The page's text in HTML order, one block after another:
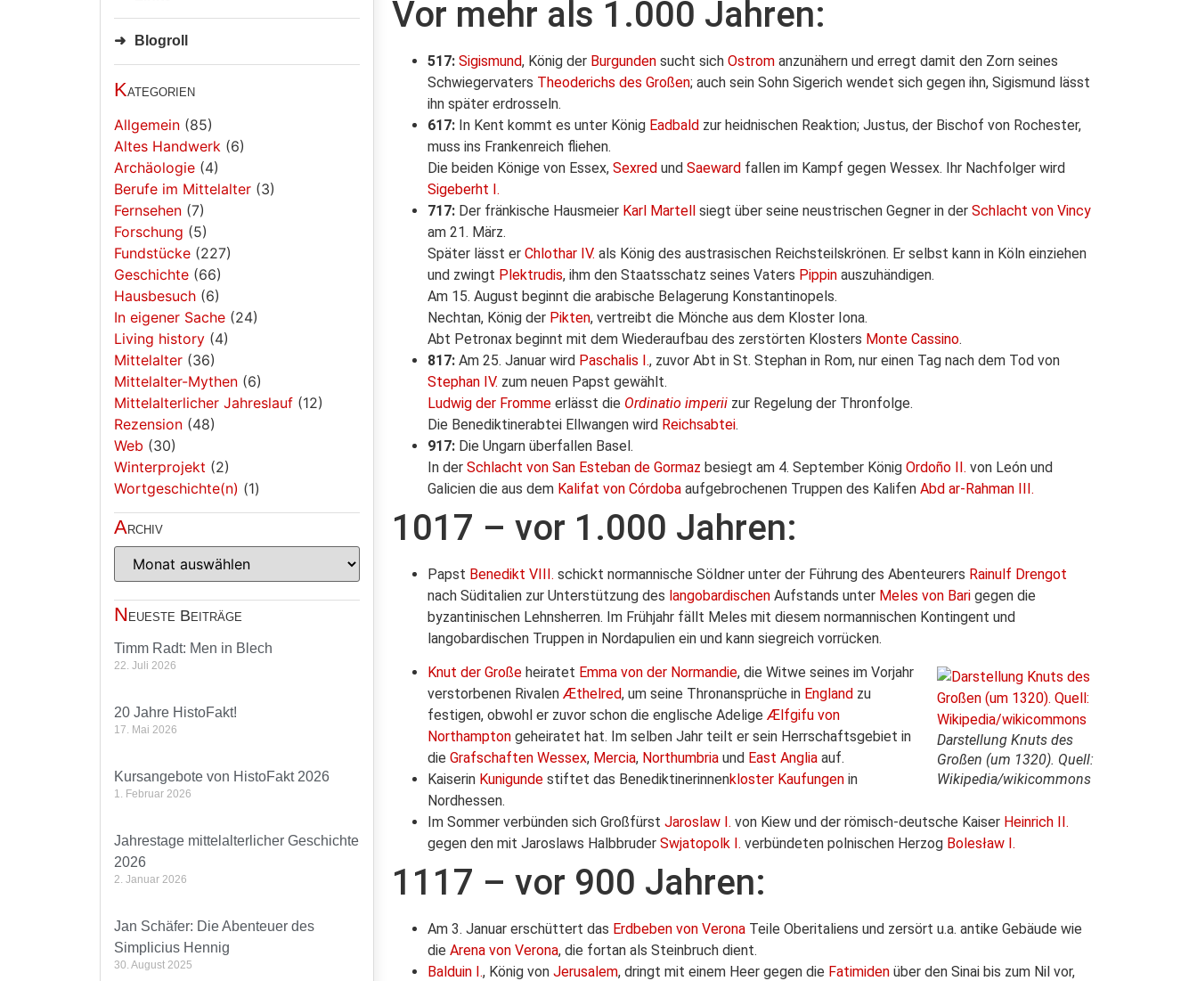
Blogroll
Kategorien
Allgemein (85)
Altes Handwerk (6)
Archäologie (4)
Berufe im Mittelalter (3)
Fernsehen (7)
Forschung (5)
Fundstücke (227)
Geschichte (66)
Hausbesuch (6)
In eigener Sache (24)
Living history (4)
Mittelalter (36)
Mittelalter-Mythen (6)
Mittelalterlicher Jahreslauf (12)
Rezension (48)
Web (30)
Winterprojekt (2)
Wortgeschichte(n) (1)
Archiv
Neueste Beiträge
Timm Radt: Men in Blech
22. Juli 2026
20 Jahre HistoFakt!
17. Mai 2026
Kursangebote von HistoFakt 2026
1. Februar 2026
Jahrestage mittelalterlicher Geschichte
2026
2. Januar 2026
Jan Schäfer: Die Abenteuer des
Simplicius Hennig
30. August 2025
Vor mehr als 1.000 Jahren:
517: Sigismund, König der Burgunden sucht sichOstrom anzunähern und erregt damit den Zorn seines
Schwiegervaters Theoderichs des Großen; auch sein Sohn Sigerich wendet sich gegen ihn, Sigismund lässt
ihn später erdrosseln.
617: In Kent kommt es unter König Eadbald zur heidnischen Reaktion; Justus, der Bischof von Rochester,
muss ins Frankenreich fliehen.
Die beiden Könige von Essex,Sexred undSaeward fallen im Kampf gegen Wessex. Ihr Nachfolger wird
Sigeberht I.
717: Der fränkische Hausmeier Karl Martell siegt über seine neustrischen Gegner in derSchlacht von Vincy
am 21. März.
Später lässt erChlothar IV. als König des austrasischen Reichsteilskrönen. Er selbst kann in Köln einziehen
und zwingt Plektrudis, ihm den Staatsschatz seines Vaters Pippin auszuhändigen.
Am 15. August beginnt die arabische Belagerung Konstantinopels.
Nechtan, König der Pikten, vertreibt die Mönche aus dem Kloster Iona.
Abt Petronax beginnt mit dem Wiederaufbau des zerstörten Klosters Monte Cassino.
817: Am 25. Januar wird Paschalis I., zuvor Abt in St. Stephan in Rom, nur einen Tag nach dem Tod von
Stephan IV. zum neuen Papst gewählt.
Ludwig der Fromme erlässt die Ordinatio imperii zur Regelung der Thronfolge.
Die Benediktinerabtei Ellwangen wird Reichsabtei.
917: Die Ungarn überfallen Basel.
In derSchlacht von San Esteban de Gormaz besiegt am 4. September KönigOrdoño II. von León und
Galicien die aus dem Kalifat von Córdoba aufgebrochenen Truppen des KalifenAbd ar-Rahman III.
1017 – vor 1.000 Jahren:
Papst Benedikt VIII. schickt normannische Söldner unter der Führung des Abenteurers Rainulf Drengot
nach Süditalien zur Unterstützung des langobardischen Aufstands unter Meles von Bari gegen die
byzantinischen Lehnsherren. Im Frühjahr fällt Meles mit diesem normannischen Kontingent und
langobardischen Truppen in Nordapulien ein und kann siegreich vorrücken.
Darstellung Knuts des
Großen (um 1320). Quell:
Wikipedia/wikicommons
Knut der Große heiratet Emma von der Normandie, die Witwe seines im Vorjahr
verstorbenen RivalenÆthelred, um seine Thronansprüche in England zu
festigen, obwohl er zuvor schon die englische AdeligeÆlfgifu von
Northampton geheiratet hat. Im selben Jahr teilt er sein Herrschaftsgebiet in
dieGrafschaften Wessex, Mercia, Northumbria und East Anglia auf.
Kaiserin Kunigunde stiftet das Benediktinerinnenkloster Kaufungen in
Nordhessen.
Im Sommer verbünden sich GroßfürstJaroslaw I. von Kiew und der römisch-deutsche Kaiser Heinrich II.
gegen den mit Jaroslaws HalbbruderSwjatopolk I. verbündeten polnischen Herzog Bolesław I.
1117 – vor 900 Jahren:
Am 3. Januar erschüttert das Erdbeben von Verona Teile Oberitaliens und zersört u.a. antike Gebäude wie
dieArena von Verona, die fortan als Steinbruch dient.
Balduin I., König vonJerusalem, dringt mit einem Heer gegen die Fatimiden über den Sinai bis zum Nil vor,